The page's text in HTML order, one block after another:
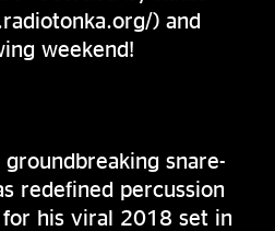
) and
weekend!
snare-
redefined percussion
his viral 2018 set in